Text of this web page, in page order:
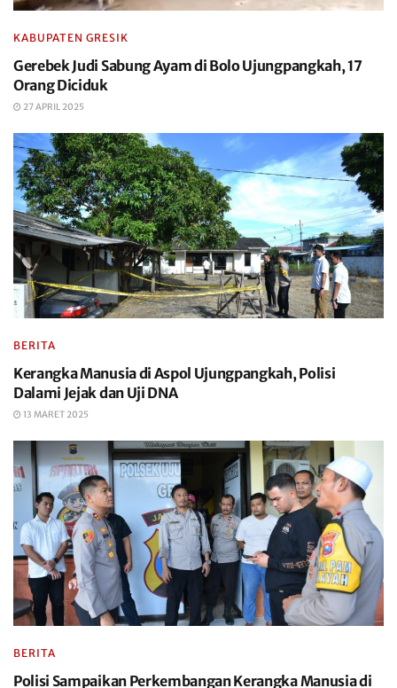
KABUPATEN GRESIK
Gerebek Judi Sabung Ayam di Bolo Ujungpangkah, 17
Orang Diciduk
27 APRIL 2025
BERITA
Kerangka Manusia di Aspol Ujungpangkah, Polisi
Dalami Jejak dan Uji DNA
13 MARET 2025
BERITA
Polisi Sampaikan Perkembangan Kerangka Manusia di